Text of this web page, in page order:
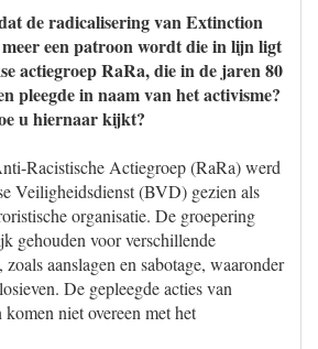
de radicalisering van Extinction
een patroon wordt die in lijn ligt
actiegroep RaRa, die in de jaren 80
pleegde in naam van het activisme?
u hiernaar kijkt?
Racistische Actiegroep (RaRa) werd
Veiligheidsdienst (BVD) gezien als
organisatie. De groepering
gehouden voor verschillende
aanslagen en sabotage, waaronder
De gepleegde acties van
niet overeen met het